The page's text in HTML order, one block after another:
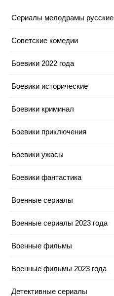
Cериалы мелодрамы русские
Cоветские комедии
Боевики 2022 года
Боевики исторические
Боевики криминал
Боевики приключения
Боевики ужасы
Боевики фантастика
Военные сериалы
Военные сериалы 2023 года
Военные фильмы
Военные фильмы 2023 года
Детективные сериалы